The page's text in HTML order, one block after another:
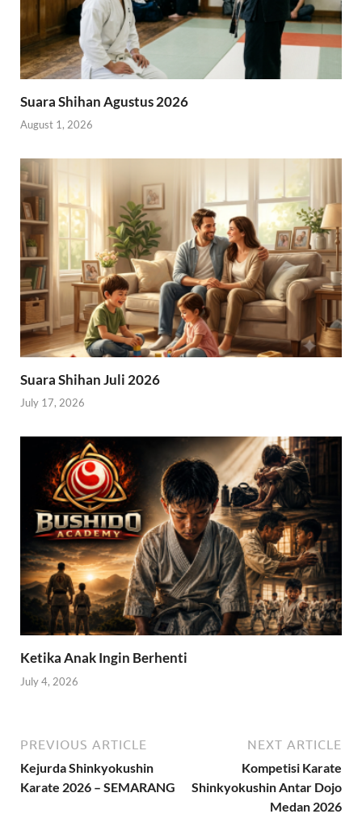
Suara Shihan Agustus 2026
August 1, 2026
Suara Shihan Juli 2026
July 17, 2026
Ketika Anak Ingin Berhenti
July 4, 2026
PREVIOUS ARTICLE
Kejurda Shinkyokushin
Karate 2026 – SEMARANG
NEXT ARTICLE
Kompetisi Karate
Shinkyokushin Antar Dojo
Medan 2026